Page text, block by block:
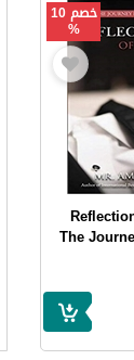
خصم 10
%
The